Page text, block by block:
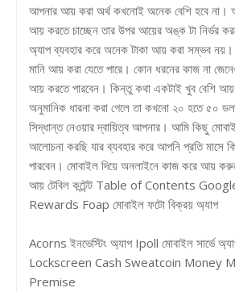
আপনার আয় করা অর্থ কখনোই অনেক বেশি হবে না।
আয় করতে চাচ্ছেন তার উপর আয়ের অঙ্ক টা নির্ভর
অ্যাপ ব্যবহার করে অনেক টাকা আয় করা সম্ভব নয়।
মানি আয় করা যেতে পারে। কোন ধরনের কাজ না
আয় করতে পারবেন। কিন্তু কথা একটাই খুব বেশি
অনুমানিক ধারনা করা গেলে তা কখনো ২০ হতে ৫০
সিদ্ধান্ত নেওয়ার দ্বায়িত্ব আপনার। আমি কিছু
আলোচনা করছি যার ব্যবহার করে আপনি প্রতি মাসে
পারবেন। মোবাইল দিয়ে অনলাইনে কাজ করে আয়
আয় টেবিল কন্টেন্ট Table of Contents
Rewards Foap মোবাইল ফটো বিক্রয় অ্যাপ
Acorns ইনভেস্টিং অ্যাপ Ipoll মোবাইল সার্ভে
Lockscreen Cash Sweatcoin Money
Premise